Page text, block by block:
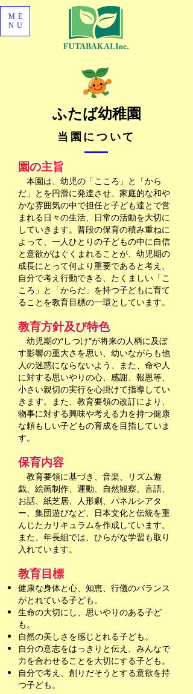
ME
NU
​ふたば幼稚園
当園について
園の主旨
本園は、幼児の「こころ」と「から
だ」とを円滑に発達させ、家庭的な和や
かな雰囲気の中で担任と子ども達とで営
まれる日々の生活、日常の活動を大切に
していきます。普段の保育の積み重ねに
よって、一人ひとりの子どもの中に自信
と意欲がはぐくまれることが、幼児期の
成長にとって何より重要であると考え、
自分で考え行動できる、たくましい「こ
ころ」と「からだ」を持つ子どもに育て
ることを教育目標の一環としています。
教育方針及び特色
幼児期の“しつけ”が将来の人柄に及ぼ
す影響の重大さを思い、幼いながらも他
人の迷惑にならないよう、また、命や人
に対する思いやりの心、感謝、報恩等、
小さい親切の実行を心掛けて指導してい
きます。また、教育要領の改訂により、
物事に対する興味や考える力を持つ健康
な頼もしい子どもの育成を目指していま
す。
保育内容
教育要領に基づき、音楽、リズム遊
戯、絵画制作、運動、自然観察、言語、
お話、紙芝居、人形劇、パネルシアタ
ー、集団遊びなど、日本文化と伝統を重
んじたカリキュラムを作成しています。
また、年長組では、ひらがな学習も取り
入れています。
教育目標
​健康な身体と心、知恵、行儀のバランス
がとれている子ども。
生命の大切にし、思いやりのある子ど
も。
自然の美しさを感じとれる子ども。
自分の意志をはっきりと伝え、みんなで
力を合わせることを大切にする子ども。
​自分で考え、創りだそうとする意欲を持
つ子ども。